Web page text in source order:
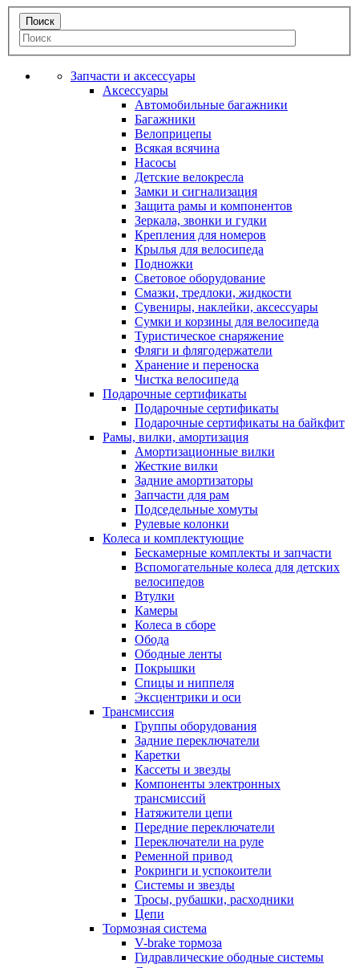
Запчасти и аксессуары
Аксессуары
Автомобильные багажники
Багажники
Велоприцепы
Всякая всячина
Насосы
Детские велокресла
Замки и сигнализация
Защита рамы и компонентов
Зеркала, звонки и гудки
Крепления для номеров
Крылья для велосипеда
Подножки
Световое оборудование
Смазки, тредлоки, жидкости
Сувениры, наклейки, аксессуары
Сумки и корзины для велосипеда
Туристическое снаряжение
Фляги и флягодержатели
Хранение и переноска
Чистка велосипеда
Подарочные сертификаты
Подарочные сертификаты
Подарочные сертификаты на байкфит
Рамы, вилки, амортизация
Амортизационные вилки
Жесткие вилки
Задние амортизаторы
Запчасти для рам
Подседельные хомуты
Рулевые колонки
Колеса и комплектующие
Бескамерные комплекты и запчасти
Вспомогательные колеса для детских
велосипедов
Втулки
Камеры
Колеса в сборе
Обода
Ободные ленты
Покрышки
Спицы и ниппеля
Эксцентрики и оси
Трансмиссия
Группы оборудования
Задние переключатели
Каретки
Кассеты и звезды
Компоненты электронных
трансмиссий
Натяжители цепи
Передние переключатели
Переключатели на руле
Ременной привод
Рокринги и успокоители
Системы и звезды
Тросы, рубашки, расходники
Цепи
Тормозная система
V-brake тормоза
Гидравлические ободные системы